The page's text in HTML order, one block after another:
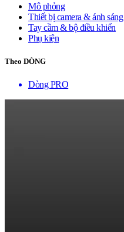
Mô phỏng
Thiết bị camera & ánh sáng
Tay cầm & bộ điều khiển
Phụ kiện
Theo DÒNG
Dòng PRO